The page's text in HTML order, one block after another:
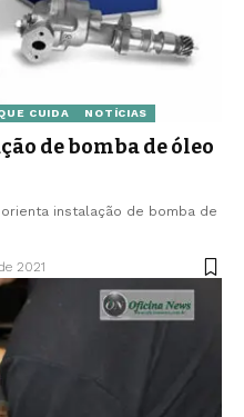
CUIDA NOTÍCIAS
de bomba de óleo
instalação de bomba de
2021